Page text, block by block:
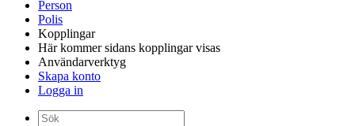
Person
Polis
Kopplingar
Här kommer sidans kopplingar visas
Användarverktyg
Skapa konto
Logga in